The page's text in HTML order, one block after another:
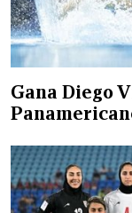
Gana Diego